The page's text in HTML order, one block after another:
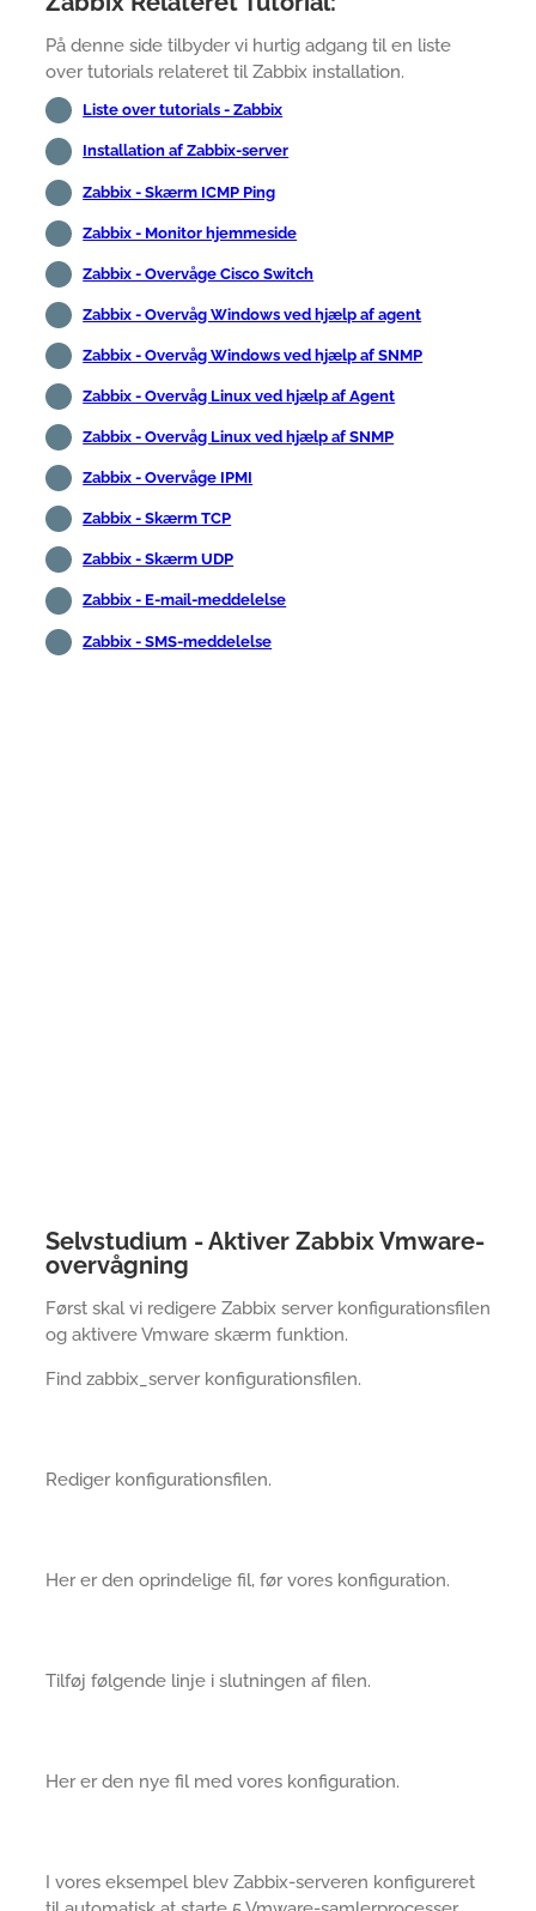
På denne side tilbyder vi hurtig adgang til en liste
over tutorials relateret til Zabbix installation.
Liste over tutorials - Zabbix
Installation af Zabbix-server
Zabbix - Skærm ICMP Ping
Zabbix - Monitor hjemmeside
Zabbix - Overvåge Cisco Switch
Zabbix - Overvåg Windows ved hjælp af agent
Zabbix - Overvåg Windows ved hjælp af SNMP
Zabbix - Overvåg Linux ved hjælp af Agent
Zabbix - Overvåg Linux ved hjælp af SNMP
Zabbix - Overvåge IPMI
Zabbix - Skærm TCP
Zabbix - Skærm UDP
Zabbix - E-mail-meddelelse
Zabbix - SMS-meddelelse
Selvstudium - Aktiver Zabbix Vmware-
overvågning
Først skal vi redigere Zabbix server konfigurationsfilen
og aktivere Vmware skærm funktion.
Find zabbix_server konfigurationsfilen.
Rediger konfigurationsfilen.
Her er den oprindelige fil, før vores konfiguration.
Tilføj følgende linje i slutningen af filen.
Her er den nye fil med vores konfiguration.
I vores eksempel blev Zabbix-serveren konfigureret